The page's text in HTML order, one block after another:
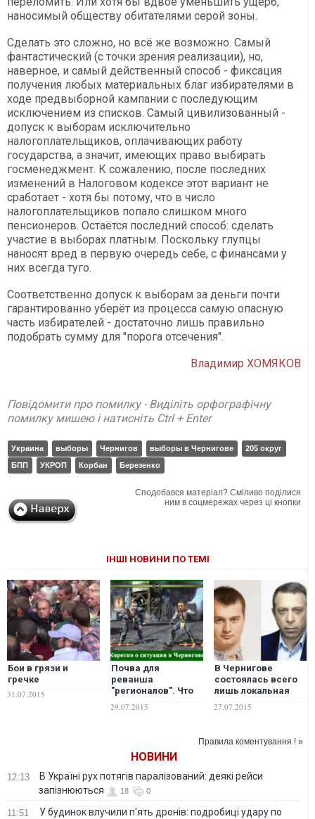
наносимый обществу обитателями серой зоны.
Сделать это сложно, но всё же возможно. Самый
фантастический (с точки зрения реализации), но,
наверное, и самый действенный способ - фиксация
получения любых материальных благ избирателями в
ходе предвыборной кампании с последующим
исключением из списков. Самый цивилизованный -
допуск к выборам исключительно
налогоплательщиков, оплачивающих работу
государства, а значит, имеющих право выбирать
госменеджмент. К сожалению, после последних
изменений в Налоговом кодексе этот вариант не
сработает - хотя бы потому, что в число
налогоплательщиков попало слишком много
пенсионеров. Остаётся последний способ: сделать
участие в выборах платным. Поскольку глупцы
наносят вред в первую очередь себе, с финансами у
них всегда туго.
Соответственно допуск к выборам за деньги почти
гарантированно уберёт из процесса самую опасную
часть избирателей - достаточно лишь правильно
подобрать сумму для "порога отсечения".
Владимир ХОМЯКОВ
Повідомити про помилку - Виділіть орфографічну
помилку мишею і натисніть Ctrl + Enter
Украина выборы Чернигов выборы в Чернигове
205 округ
БПП
УКРОП Корбан Березенко
Сподобався матеріал? Сміливо поділися
ним в соцмережах через ці кнопки
ІНШІ НОВИНИ ПО ТЕМІ
Бои в грязи и
гречке
31.07.2015
Почва для
реванша
"регионалов". Что
Чернигове
29.07.2015
В Чернигове
состоялась всего
лишь локальная
игроков –
27.07.2015
Правила коментування ! »
НОВИНИ
12:13
В Україні рух потягів паралізований: деякі рейси
запізнюються
18 0
11:51
У будинок влучили п'ять дронів: подробиці удару по